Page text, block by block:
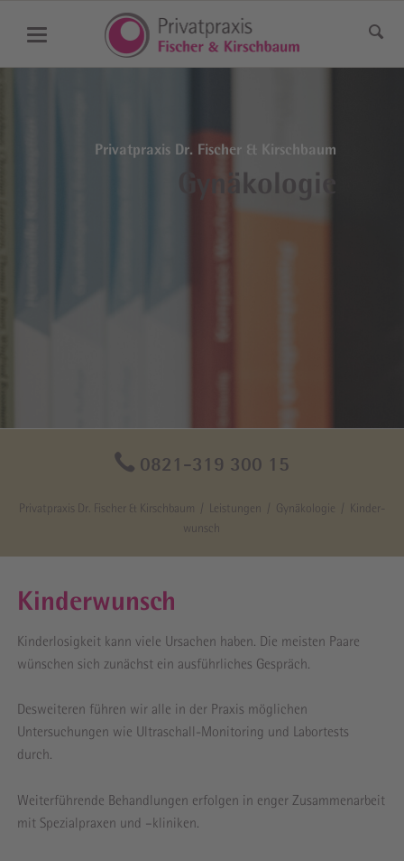
Privatpraxis Dr. Fischer & Kirschbaum
Gynäkologie
0821-319 300 15
Privatpraxis Dr. Fischer & Kirschbaum Leistungen Gynäkologie
Kinder­
wunsch
Kinder­wunsch
Kinderlosigkeit kann viele Ursachen haben. Die meisten Paare
wünschen sich zunächst ein ausführliches Gespräch.
Desweiteren führen wir alle in der Praxis möglichen
Untersuchungen wie Ultraschall-Monitoring und Labortests
durch.
Weiterführende Behandlungen erfolgen in enger Zusammenarbeit
mit Spezialpraxen und –kliniken.